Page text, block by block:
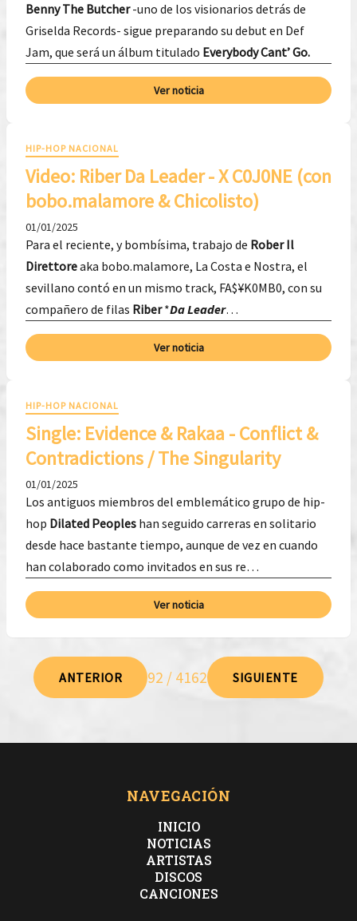
Benny The Butcher-uno de los visionarios detrás de
Griselda Records- sigue preparando su debut en Def
Jam, que será un álbum titulado Everybody Cant’ Go.
Ver noticia
HIP-HOP NACIONAL
Video: ​Riber Da Leader - X C0J0NE (con
bobo.malamore & Chicolisto)
01/01/2025
Para el reciente, y bombísima, trabajo de Rober Il
Direttoreaka bobo.malamore, La Costa e Nostra, el
sevillano contó en un mismo track, FA$¥K0MB0, con su
compañero de filas Riber*Da Leader…
Ver noticia
HIP-HOP NACIONAL
Single: ​Evidence & Rakaa - Conflict &
Contradictions / The Singularity
01/01/2025
Los antiguos miembros del emblemático grupo de hip-
hop Dilated Peoples han seguido carreras en solitario
desde hace bastante tiempo, aunque de vez en cuando
han colaborado como invitados en sus re…
Ver noticia
ANTERIOR 92 / 4162 SIGUIENTE
NAVEGACIÓN
INICIO
NOTICIAS
ARTISTAS
DISCOS
CANCIONES